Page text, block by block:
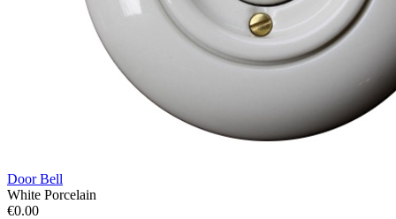
Door Bell
White Porcelain
€0.00